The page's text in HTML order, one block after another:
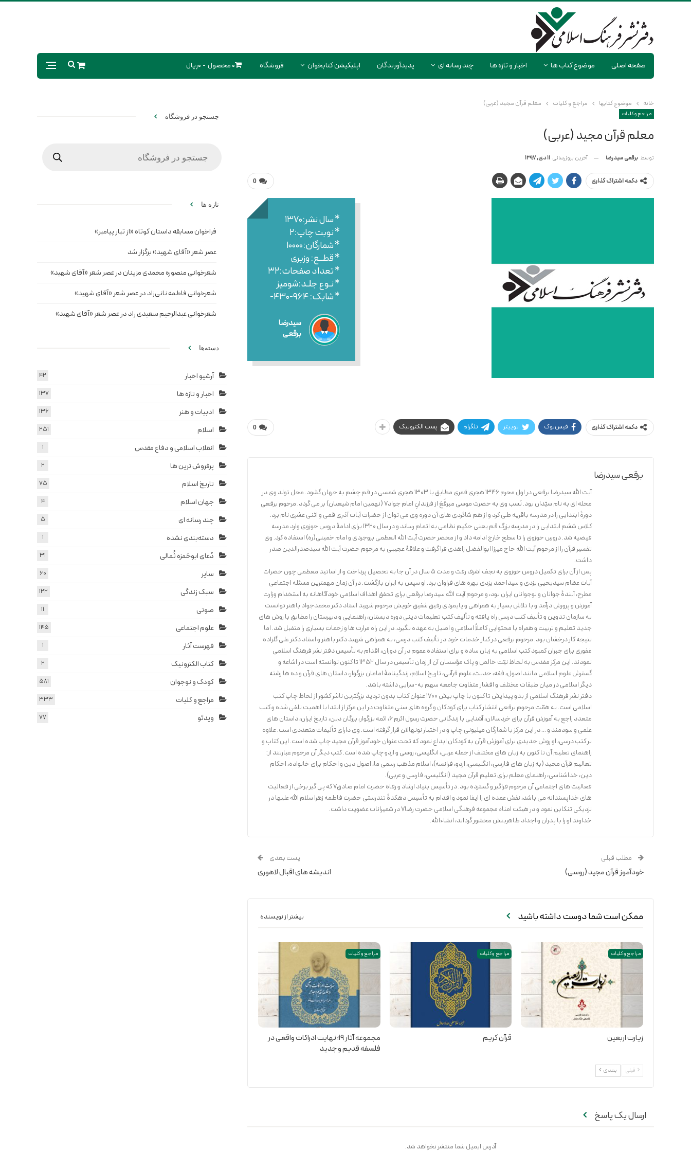
صفحه اصلی موضوع کتاب ها اخبار و تازه ها چند رسانه ای پدیدآورندگان اپلیکیشن کتابخوان فروشگاه 0 محصول 0ریال
خانه موضوع کتابها مراجع و کلیات معلم قرآن مجید (عربی)
مراجع و کلیات
معلم قرآن مجید (عربی)
توسط برقعی سیدرضا آخرین بروزرسانی 11 دی, 1397
0 دکمه اشتراک گذاری
* سال نشر:۱۳۷۰
* نوبت چاپ:۲
* شمارگان:۱۰۰۰۰
* قطــع: وزیری
* تعداد صفحات:۳۲
* نـوع جلـد:شومیز
* شابک: ۹۶۴-۴۳۰-
سیدرضا
برقعی
0 دکمه اشتراک گذاری فیس‌بوک توییتر تلگرام پست الکترونیک
برقعی سیدرضا
آیت الله سیدرضا برقعی در اول محرم 1346 هجری قمری مطابق با 1303 هجری شمسی در قم چشم به جهان گشود. محل تولد وی در
محله ای به نام سیّدان بود. نَسب وی به حضرت موسی مبرقَعَ از فرزندانِ امام جواد7 (نهمین امام شیعیان) بر می گردد. مرحوم برقعی
دورۀ ابتدایی را در مدرسه باقریه طی کرد و از هم شاگردی های آن دوره وی می توان از حضرات آیات آذری قمی و اثنی عشری نام برد.
کلاس ششم ابتدایی را در مدرسه بزرگ قم یعنی حکیم نظامی به اتمام رساند و در سال 1320 برای ادامۀ دروس حوزوی وارد مدرسه
فیضیه شد. دروسِ حوزوی را تا سطح خارج ادامه داد و از محضر حضرت آیت الله العظمی بروجردی و امام خمینی(ره) استفاده کرد. وی
تفسیر قرآن را از مرحوم آیت الله حاج میرزا ابوالفضل زاهدی فرا گرفت و علاقۀ عجیبی به مرحوم حضرت آیت الله سیدصدرالدین صدر
داشت.
پس از آن برای تکمیل دروس حوزوی به نجف اشرف رفت و مدت 5 سال در آن جا به تحصیل پرداخت و از اساتید معظمی چون حضرات
آیات عظام سیدیحیی یزدی و سیداحمد یزدی بهره های فراوان برد. او سپس به ایران بازگشت. در آن زمان مهمترین مسئله اجتماعی
مطرح، آیندۀ جوانان و نوجوانان ایران بود، و مرحوم آیت الله سیدرضا برقعی برای تحقق اهداف اسلامی خودآگاهانه به استخدام وزارت
آموزش و پرورش درآمد و با تلاش بسیار به همراهی و پایمردی رفیق شفیق خویش مرحوم شهید استاد دکتر محمدجواد باهنر توانست
به سازمان تدوین و تألیف کتب درسی راه یافته و تألیف کتب تعلیمات دینی دوره دبستان، راهنمایی و دبیرستان را مطابق با روش های
جدید تعلیم و تربیت و همراه با محتوایی کاملاً اسلامی و اصیل به عهده بگیرد. در این راه مرارت ها و زحمات بسیاری را متقبل شد. اما
نتیجه کار درخشان بود. مرحوم برقعی در کنار خدمات خود در تألیف کتب درسی، به همراهی شهید دکتر باهنر و استاد دکتر علی گلزاده
غفوری برای جبران کمبود کتب اسلامی به زبان ساده و برای استفاده عموم در آن دوران، اقدام به تأسیس دفتر نشر فرهنگ اسلامی
نمودند. این مرکز مقدس به لحاظ نیّت خالص و پاک مؤسسان آن از زمان تأسیس در سال 1352 تا کنون توانسته است در اشاعه و
گسترش علوم اسلامی مانند اصول، فقه، حدیث، علوم قرآنی، تاریخ اسلام، زندگینامۀ امامان بزرگوار، داستان های قرآن و ده ها رشته
دیگر اسلامی در میان طبقات مختلف و اقشار متفاوت جامعه سهم به-سزایی داشته باشد.
دفتر نشر فرهنگ اسلامی از بدو پیدایش تا کنون با چاپ بیش 1700 عنوان کتاب بدون تردید بزرگترین ناشر کشور از لحاظ چاپ کتب
اسلامی است. به همّت مرحوم برقعی انتشار کتاب برای کودکان و گروه های سنی متفاوت در این مرکز از ابتدا با اهمیت تلقی شده و کتب
متعدد راجع به آموزش قرآن برای خردسالان، آشنایی با زندگانی حضرت رسول اکرم 6، ائمه بزرگوار، بزرگان دین، تاریخ ایران، داستان های
علمی و سودمند و ... در این مرکز با شمارگان میلیونی چاپ و در اختیار نونهالان قرار گرفته است. وی دارای تألیفات متعددی است. علاوه
بر کتب درسی، او روش جدیدی برای آموزش قرآن به کودکان ابداع نمود که تحت عنوان خودآموز قرآن مجید چاپ شده است. این کتاب و
راهنمای تعلیم آن تا کنون به زبان های مختلف از جمله عربی، انگلیسی، روسی و اردو چاپ شده است. کتب دیگر آن مرحوم عبارتند از:
تعالیم قرآن مجید (به زبان های فارسی، انگلیسی، اردو، فرانسه)، اسلام مذهب رسمی ما، اصول دین و احکام برای خانواده، احکام
دین، خداشناسی، راهنمای معلم برای تعلیم قرآن مجید (انگلیسی، فارسی و عربی).
فعالیت های اجتماعی آن مرحوم فراگیر و گسترده بود. در تأسیس بنیاد ارشاد و رفاه حضرت امام صادق7 که پی گیر برخی از فعالیت
های خداپسندانه می باشد، نقش عمده ای را ایفا نمود و اقدام به تأسیس دهکدۀ تندرستی حضرت فاطمه زهرا سلام الله علیها در
نزدیکی تنکابن نمود و در هیئت امناء مجموعه فرهنگی اسلامی حضرت رضا7 در شمیرانات عضویت داشت.
خداوند او را با پدران و اجداد طاهرینش محشور گرداند، انشاءالله.
مطلب قبلی
خودآموز قرآن مجید (روسی)
پست بعدی
اندیشه های اقبال لاهوری
ممکن است شما دوست داشته باشید بیشتر از نویسنده
مراجع و کلیات
زیارت اربعین
مراجع و کلیات
قرآن کریم
مراجع و کلیات
مجموعه آثار 19؛ نهایت ادراکات واقعی در
فلسفه قدیم و جدید
قبلی بعدی
ارسال یک پاسخ
آدرس ایمیل شما منتشر نخواهد شد.
جستجو در فروشگاه
تازه ها
فراخوان مسابقه داستان کوتاه «از تبار پیامبر»
عصر شعر «آقای شهید» برگزار شد
شعرخوانی منصوره محمدی مزینان در عصر شعر «آقای شهید»
شعرخوانی فاطمه نانی‌زاد در عصر شعر «آقای شهید»
شعرخوانی عبدالرحیم سعیدی راد در عصر شعر «آقای شهید»
دسته‌ها
آرشیو اخبار 42
اخبار و تازه ها 137
ادبیات و هنر 136
اسلام 251
انقلاب اسلامی و دفاع مقدس 1
پرفروش ترین ها 2
تاریخ اسلام 75
جهان اسلام 4
چند رسانه ای 5
دسته‌بندی نشده 1
دُعای ابوحَمزه ثُمالی 31
سایر 60
سبک زندگی 122
صوتی 11
علوم اجتماعی 145
فهرست آثار 1
کتاب الکترونیک 2
کودک و نوجوان 581
مراجع و کلیات 333
ویدئو 77